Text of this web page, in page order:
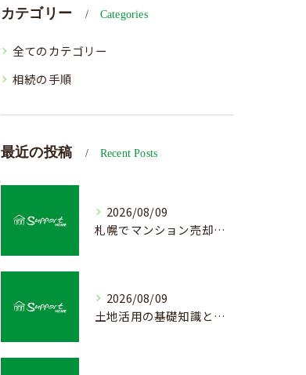
カテゴリー Categories
全てのカテゴリー
相続の手順
最近の投稿 Recent Posts
2026/08/09
札幌でマンション売却を成功させる査定と準備方法
2026/08/09
土地活用の基礎知識と売却前のポイント